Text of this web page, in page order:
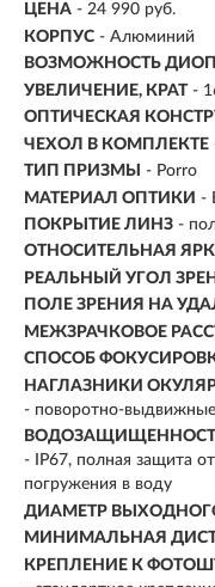
ЦЕНА - 24 990 руб.
КОРПУС - Алюминий
ВОЗМОЖНОСТЬ
УВЕЛИЧЕНИЕ, КРАТ -
ОПТИЧЕСКАЯ
ЧЕХОЛ В КОМПЛЕКТЕ
ТИП ПРИЗМЫ
- Porro
МАТЕРИАЛ ОПТИКИ -
ПОКРЫТИЕ ЛИНЗ -
ОТНОСИТЕЛЬНАЯ
РЕАЛЬНЫЙ УГОЛ
ПОЛЕ ЗРЕНИЯ НА
МЕЖЗРАЧКОВОЕ
СПОСОБ
НАГЛАЗНИКИ
- поворотно-
- IP67, полная защита
погружения в воду
ДИАМЕТР
МИНИМАЛЬНАЯ
КРЕПЛЕНИЕ К